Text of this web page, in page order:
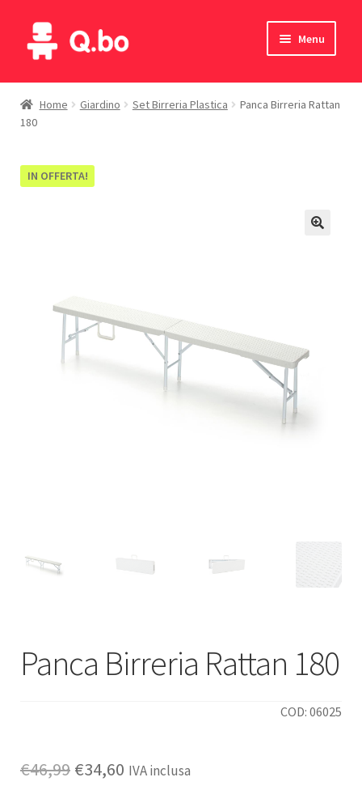
Vai
alla
Vai
al
Menu
Home
Blog
Prodotti
English
Home Giardino Set Birreria Plastica
Panca Birreria Rattan
180
IN OFFERTA!
Panca Birreria Rattan 180
COD: 06025
€46,99 Il
€34,60 Il
IVA inclusa